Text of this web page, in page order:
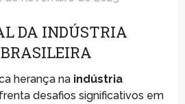
DA INDÚSTRIA
herança na indústria
desafios significativos em